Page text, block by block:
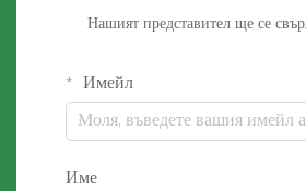
Нашият представител ще се
Имейл
Име